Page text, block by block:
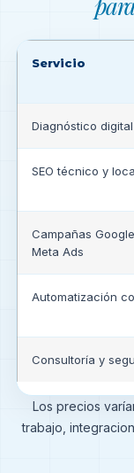
Servicio
Diagnóstico digital
SEO técnico y
Campañas
Meta Ads
Automatización
Consultoría y
Los precios
trabajo,